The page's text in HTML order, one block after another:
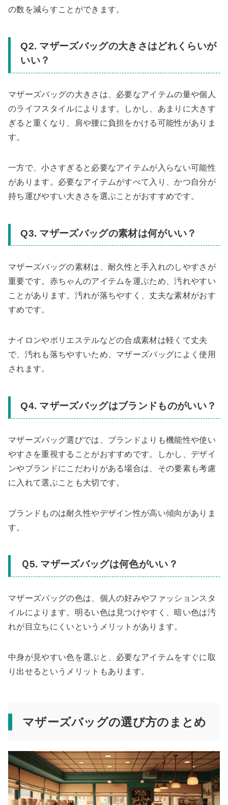
の数を減らすことができます。
Q2. マザーズバッグの大きさはどれくらいが
いい？
マザーズバッグの大きさは、必要なアイテムの量や個人
のライフスタイルによります。しかし、あまりに大きす
ぎると重くなり、肩や腰に負担をかける可能性がありま
す。
一方で、小さすぎると必要なアイテムが入らない可能性
があります。必要なアイテムがすべて入り、かつ自分が
持ち運びやすい大きさを選ぶことがおすすめです。
Q3. マザーズバッグの素材は何がいい？
マザーズバッグの素材は、耐久性と手入れのしやすさが
重要です。赤ちゃんのアイテムを運ぶため、汚れやすい
ことがあります。汚れが落ちやすく、丈夫な素材がおす
すめです。
ナイロンやポリエステルなどの合成素材は軽くて丈夫
で、汚れも落ちやすいため、マザーズバッグによく使用
されます。
Q4. マザーズバッグはブランドものがいい？
マザーズバッグ選びでは、ブランドよりも機能性や使い
やすさを重視することがおすすめです。しかし、デザイ
ンやブランドにこだわりがある場合は、その要素も考慮
に入れて選ぶことも大切です。
ブランドものは耐久性やデザイン性が高い傾向がありま
す。
Ｑ5. マザーズバッグは何色がいい？
マザーズバッグの色は、個人の好みやファッションスタ
イルによります。明るい色は見つけやすく、暗い色は汚
れが目立ちにくいというメリットがあります。
中身が見やすい色を選ぶと、必要なアイテムをすぐに取
り出せるというメリットもあります。
マザーズバッグの選び方のまとめ